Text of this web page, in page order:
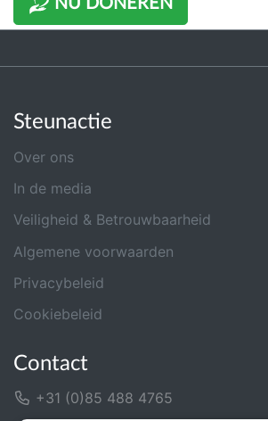
Steunactie
Over ons
In de media
Veiligheid & Betrouwbaarheid
Algemene voorwaarden
Privacybeleid
Cookiebeleid
Contact
+31 (0)85 488 4765